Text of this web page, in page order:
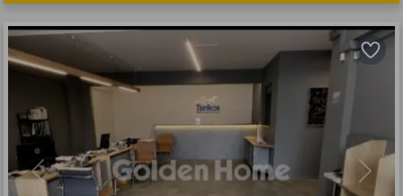
Previous Next